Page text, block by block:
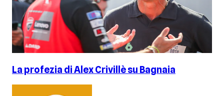
La profezia di Alex Crivillè su Bagnaia